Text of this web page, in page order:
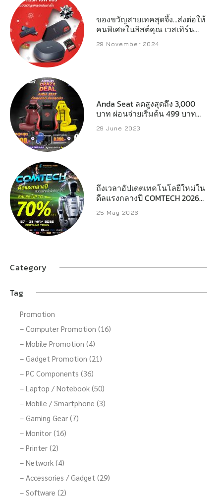
ของขวัญสายเทคสุดจึ้ง…ส่งต่อให้
คนพิเศษในลิสต์คุณ เวสเทิร์น
ดิจิตอล เปิดลิสต์สตอเรจ
ประสิทธิภาพสูงที่พร้อมเสริ์ฟทุก
29 November 2024
Anda Seat ลดสูงสุดถึง 3,000
บาท ผ่อนจ่ายเริ่มต้น 499 บาทต่อ
เดือน
29 June 2023
ถึงเวลาอัปเดตเทคโนโลยีใหม่ใน
ดีลแรงกลางปี COMTECH 2026
ลดสูงสุด 70%
25 May 2026
Category
Tag
Promotion
– Computer Promotion (16)
– Mobile Promotion (4)
– Gadget Promotion (21)
– PC Components (36)
– Laptop / Notebook (50)
– Mobile / Smartphone (3)
– Gaming Gear (7)
– Monitor (16)
– Printer (2)
– Network (4)
– Accessories / Gadget (29)
– Software (2)